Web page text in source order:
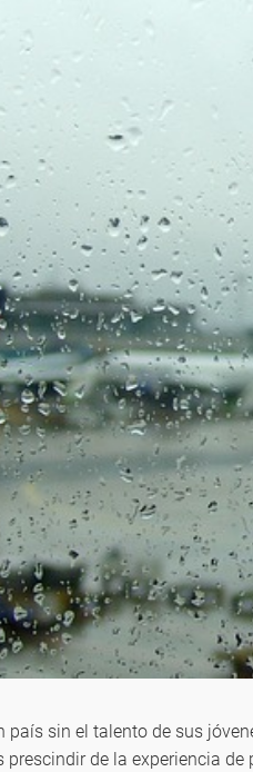
país sin el talento de sus
prescindir de la experiencia